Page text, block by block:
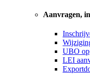
Aanvragen,
UBO
LEI